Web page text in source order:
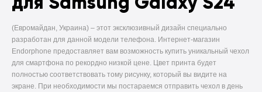
(Евромайдан, Украина) – этот эксклюзивный дизайн специально
разработан для данной модели телефона. Интернет-магазин
Endorphone предоставляет вам возможность купить уникальный чехол
для смартфона по рекордно низкой цене. Цвет принта будет
полностью соответствовать тому рисунку, который вы видите на
экране. При необходимости мы постараемся отправить чехол в день